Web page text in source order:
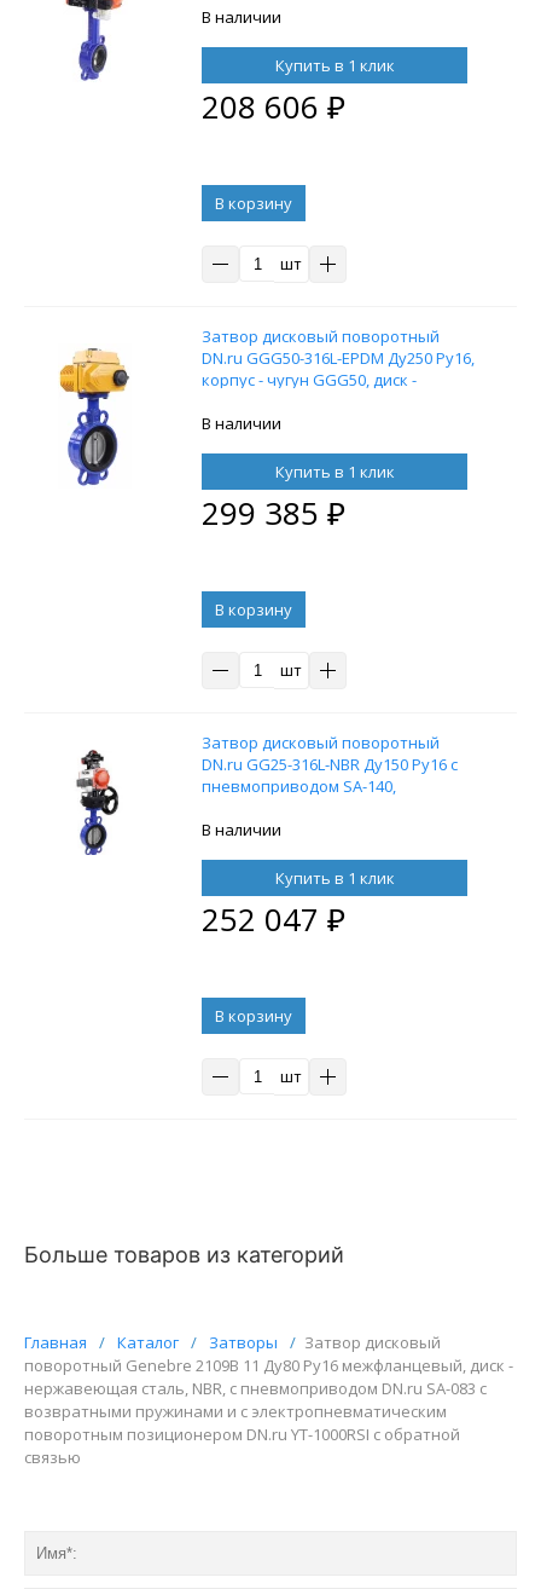
пневмоприводом DN.ru SA-140 с
пневмораспределителем 4M310-08
24В и блоком концевых
выключателей APL-210N
В наличии
Купить в 1 клик
208 606 ₽
В корзину
шт
Затвор дисковый поворотный
DN.ru GGG50-316L-EPDM Ду250 Ру16,
корпус - чугун GGG50, диск -
уплотнение – EPDM, с
В наличии
Купить в 1 клик
299 385 ₽
В корзину
шт
Затвор дисковый поворотный
DN.ru GG25-316L-NBR Ду150 Ру16 с
пневмоприводом SA-140,
24V, БКВ APL-210N и ручным
В наличии
Купить в 1 клик
252 047 ₽
В корзину
шт
Больше товаров из категорий
Главная / Каталог / Затворы / Затвор дисковый
поворотный Genebre 2109В 11 Ду80 Ру16 межфланцевый, диск -
нержавеющая сталь, NBR, с пневмоприводом DN.ru SA-083 с
возвратными пружинами и с электропневматическим
поворотным позиционером DN.ru YT-1000RSI с обратной
связью